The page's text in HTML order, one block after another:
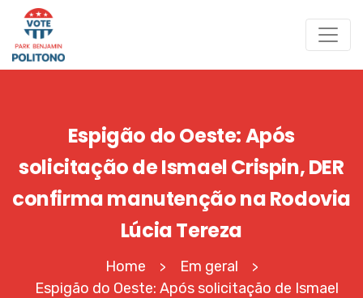
Espigão do Oeste: Após
solicitação de Ismael Crispin, DER
confirma manutenção na Rodovia
Lúcia Tereza
Home > Em geral >
Espigão do Oeste: Após solicitação de Ismael